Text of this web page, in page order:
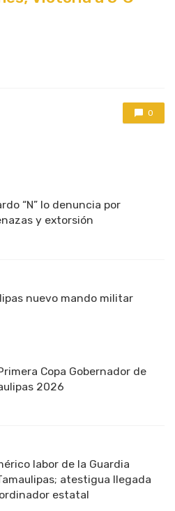
0
“N” lo denuncia por
y extorsión
nuevo mando militar
Copa Gobernador de
2026
labor de la Guardia
atestigua llegada
estatal